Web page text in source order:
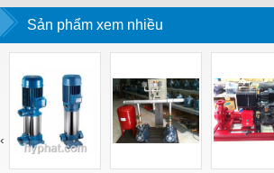
EMPARRO IP67
POWER SUPPLY 1-
PHASE
RJ45 – WEIDMULLERĐO
Sản phẩm xem nhiều
‹